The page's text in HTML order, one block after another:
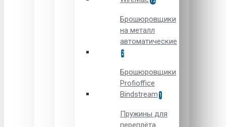
Брошюровщики
на металл
автоматические
2
Брошюровщики
Рrofioffice
Вindstream 1
Пружины для
переплёта